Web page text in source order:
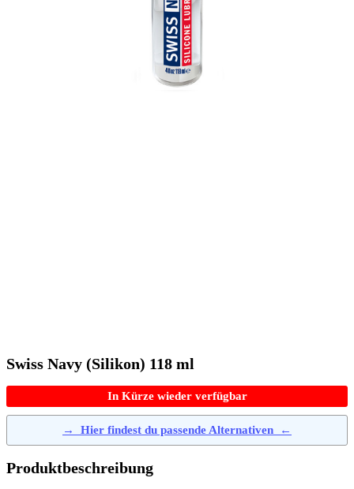
Swiss Navy (Silikon) 118 ml
In Kürze wieder verfügbar
→ Hier findest du passende Alternativen ←
Produktbeschreibung